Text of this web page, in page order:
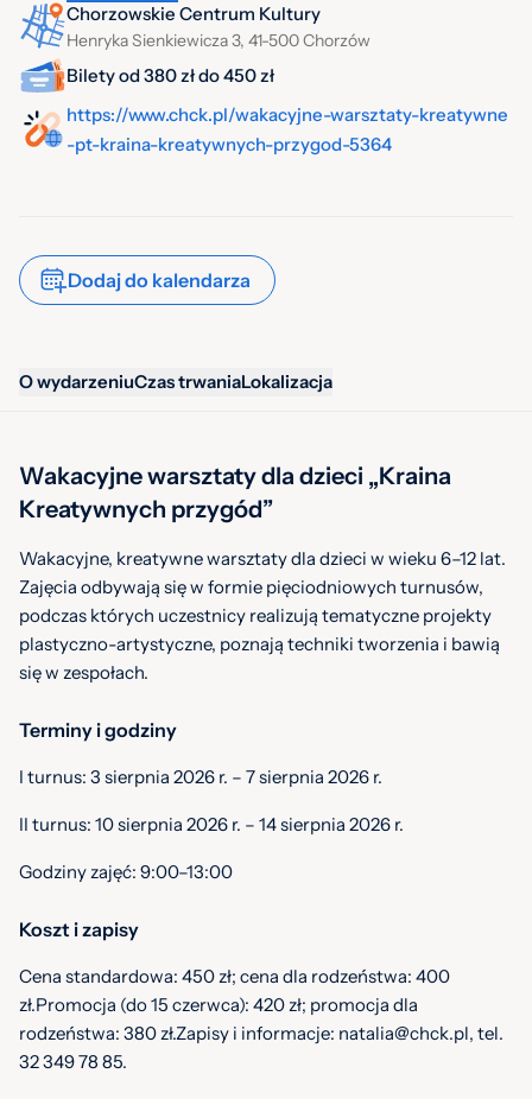
Chorzowskie Centrum Kultury
Henryka Sienkiewicza 3, 41-500 Chorzów
Bilety od 380 zł do 450 zł
https://www.chck.pl/wakacyjne-warsztaty-kreatywne
-pt-kraina-kreatywnych-przygod-5364
Dodaj do kalendarza
O wydarzeniuCzas trwaniaLokalizacja
Wakacyjne warsztaty dla dzieci „Kraina
Kreatywnych przygód”
Wakacyjne, kreatywne warsztaty dla dzieci w wieku 6–12 lat.
Zajęcia odbywają się w formie pięciodniowych turnusów,
podczas których uczestnicy realizują tematyczne projekty
plastyczno-artystyczne, poznają techniki tworzenia i bawią
się w zespołach.
Terminy i godziny
I turnus: 3 sierpnia 2026 r. – 7 sierpnia 2026 r.
II turnus: 10 sierpnia 2026 r. – 14 sierpnia 2026 r.
Godziny zajęć: 9:00–13:00
Koszt i zapisy
Cena standardowa: 450 zł; cena dla rodzeństwa: 400
zł.Promocja (do 15 czerwca): 420 zł; promocja dla
rodzeństwa: 380 zł.Zapisy i informacje: natalia@chck.pl, tel.
32 349 78 85.